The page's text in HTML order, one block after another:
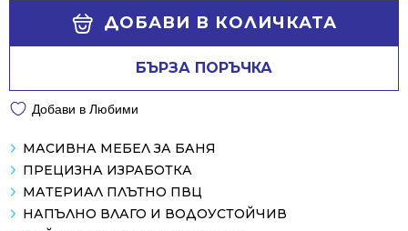
ДОБАВИ В КОЛИЧКАТА
БЪРЗА ПОРЪЧКА
Добави в Любими
МАСИВНА МЕБЕЛ ЗА БАНЯ
ПРЕЦИЗНА ИЗРАБОТКА
МАТЕРИАЛ ПЛЪТНО ПВЦ
НАПЪЛНО ВЛАГО И ВОДОУСТОЙЧИВ